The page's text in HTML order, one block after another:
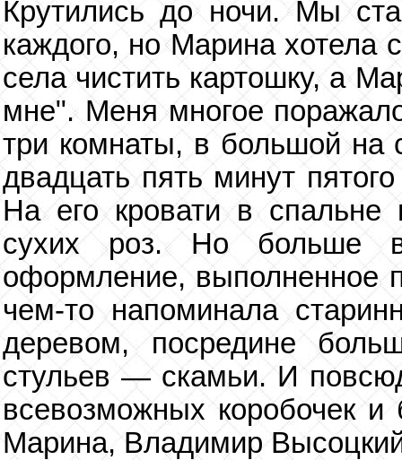
Крутились до ночи. Мы
каждого, но Марина хотела
села чистить картошку, а
мне". Меня многое
три комнаты, в большой на
двадцать пять минут
На его кровати в спальне
сухих роз. Но больше
оформление, выполненное
чем-то напоминала
деревом, посредине
стульев — скамьи. И
всевозможных коробочек и
Марина, Владимир